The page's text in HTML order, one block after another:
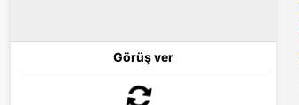
Görüş ver